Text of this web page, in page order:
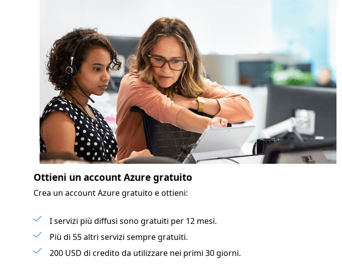
Ottieni un account Azure gratuito
Crea un account Azure gratuito e ottieni:
I servizi più diffusi sono gratuiti per 12 mesi.
Più di 55 altri servizi sempre gratuiti.
200 USD di credito da utilizzare nei primi 30 giorni.